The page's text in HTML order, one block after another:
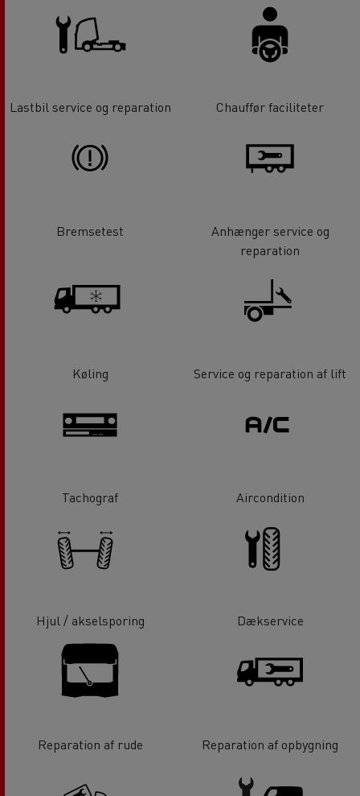
Lastbil service og reparation Chauffør faciliteter
Bremsetest
Anhænger service og
reparation
Køling Service og reparation af lift
Tachograf Aircondition
Hjul / akselsporing Dækservice
Reparation af rude Reparation af opbygning